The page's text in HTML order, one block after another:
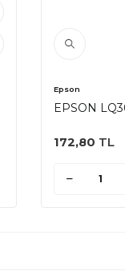
Epson
EPSON
172,80 TL